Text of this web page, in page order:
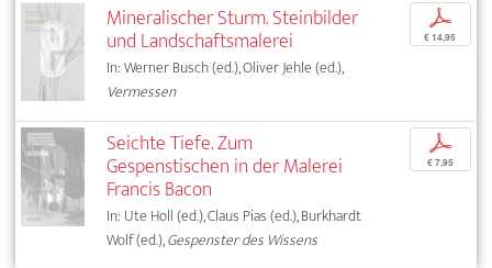
Mineralischer Sturm. Steinbilder
und Landschaftsmalerei
In: Werner Busch (ed.), Oliver Jehle (ed.),
Vermessen
p
€ 14,95
Seichte Tiefe. Zum
Gespenstischen in der Malerei
Francis Bacon
In: Ute Holl (ed.), Claus Pias (ed.), Burkhardt
Wolf (ed.),Gespenster des Wissens
p
€ 7,95